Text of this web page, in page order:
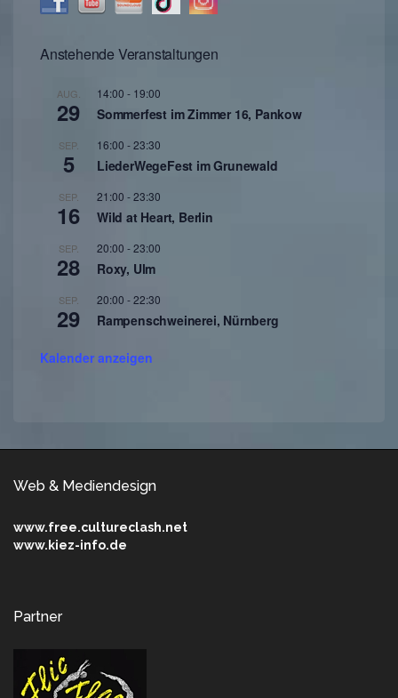
Anstehende Veranstaltungen
AUG.
29
14:00 - 19:00
Sommerfest im Zimmer 16, Pankow
SEP.
5
16:00 -23:30
LiederWegeFest im Grunewald
SEP.
16
21:00 -23:30
Wild at Heart, Berlin
SEP.
28
20:00 -23:00
Roxy, Ulm
SEP.
29
20:00 -22:30
Rampenschweinerei, Nürnberg
Kalender anzeigen
Web & Mediendesign
www.free.cultureclash.net
www.kiez-info.de
Partner